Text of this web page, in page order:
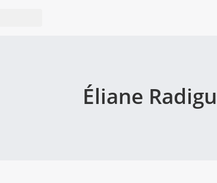
Éliane